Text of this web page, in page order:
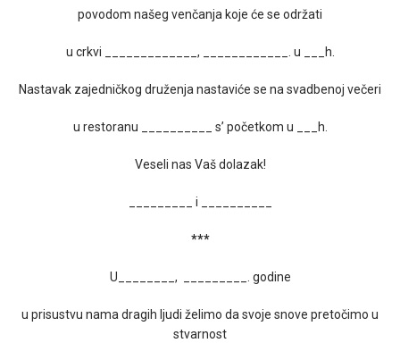
povodom našeg venčanja koje će se održati
u crkvi _____________, ____________. u ___h.
Nastavak zajedničkog druženja nastaviće se na svadbenoj večeri
u restoranu __________ s’ početkom u ___h.
Veseli nas Vaš dolazak!
_________ i __________
***
U________, _________. godine
u prisustvu nama dragih ljudi želimo da svoje snove pretočimo u
stvarnost